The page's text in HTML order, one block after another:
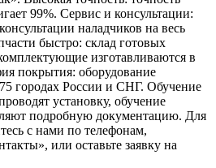
99%. Сервис и консультации:
наладчиков на весь
быстро: склад готовых
изготавливаются в
покрытия: оборудование
городах России и СНГ. Обучение
установку, обучение
подробную документацию. Для
с нами по телефонам,
или оставьте заявку на